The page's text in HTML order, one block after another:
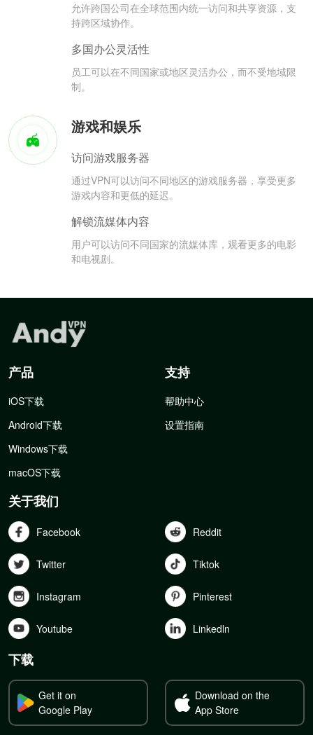
允许跨国公司在全球范围内统一访问和共享资源，支
持跨区域协作。
多国办公灵活性
员工可以在不同国家或地区灵活办公，而不受地域限
制。
游戏和娱乐
访问游戏服务器
通过VPN可以访问不同地区的游戏服务器，享受更多
游戏内容和更低的延迟。
解锁流媒体内容
用户可以访问不同国家的流媒体库，观看更多的电影
和电视剧。
产品
iOS下载
Android下载
Windows下载
macOS下载
支持
帮助中心
设置指南
关于我们
Facebook Reddit
Twitter Tiktok
Instagram Pinterest
Youtube Linkedln
下载
Get it on
Google Play
Download on the
App Store